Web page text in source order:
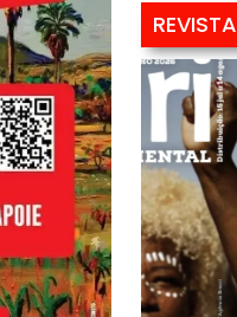
REVISTA